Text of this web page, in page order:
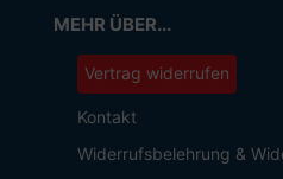
MEHR ÜBER...
Vertrag widerrufen
Kontakt
Widerrufsbelehrung &